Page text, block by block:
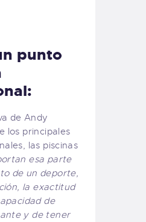
punto
de Andy
los principales
las piscinas
esa parte
de un deporte,
la exactitud
de
y de tener